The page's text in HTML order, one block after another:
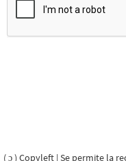
( ɔ ) Copyleft | Se permite la